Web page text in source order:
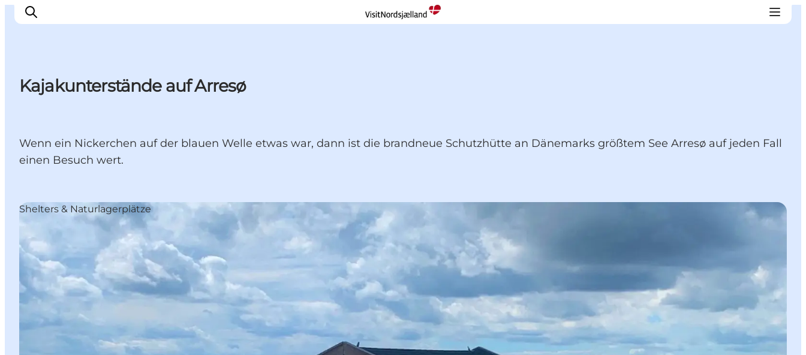
Geschmack
Unterkünfte
Kajakunterstände auf Arresø
Wenn ein Nickerchen auf der blauen Welle etwas war, dann ist die brandneue Schutzhütte an Dänemarks größtem See Arresø auf jeden Fall
einen Besuch wert.
Shelters & Naturlagerplätze